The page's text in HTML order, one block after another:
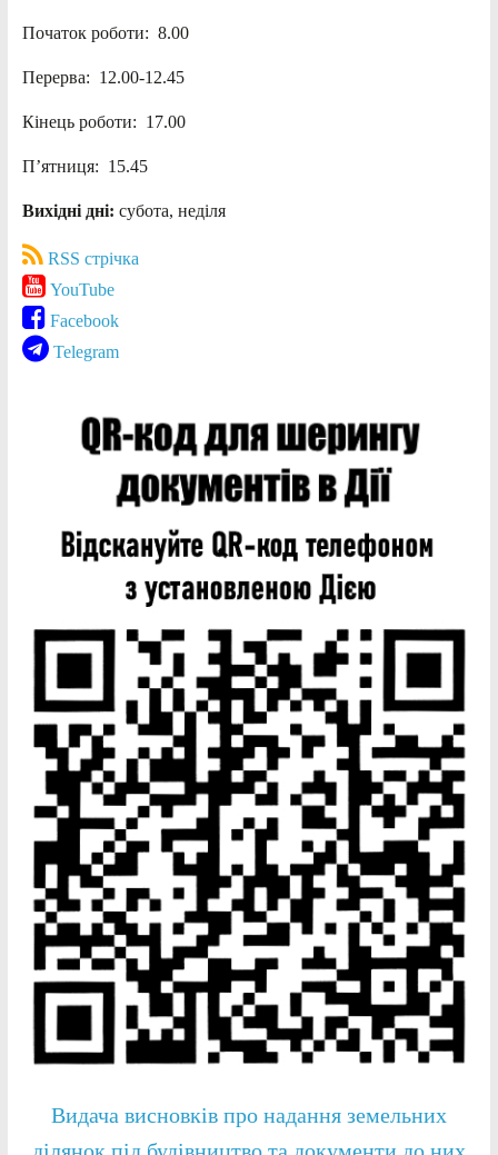
Початок роботи: 8.00
Перерва: 12.00-12.45
Кінець роботи: 17.00
П’ятниця: 15.45
Вихідні дні: субота, неділя
RSS стрічка
YouTube
Facebook
Telegram
Видача висновків про надання земельних